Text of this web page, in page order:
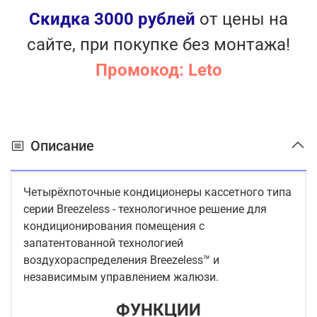
Информационный LED дисплей
Блокировка пульта
Метизы из нержавеющей стали
Антикоррозионное покрытие теплообменника
Обнаружение утечки хладагента
Приток свежего воздуха
Скидка 3000 рублей от цены на
сайте, при покупке без монтажа!
Промокод: Leto
Описание
Четырёхпоточные кондиционеры кассетного типа
серии Breezeless - технологичное решение для
кондиционирования помещения с
запатентованной технологией
воздухораспределения Breezeless™ и
независимым управлением жалюзи.
ФУНКЦИИ